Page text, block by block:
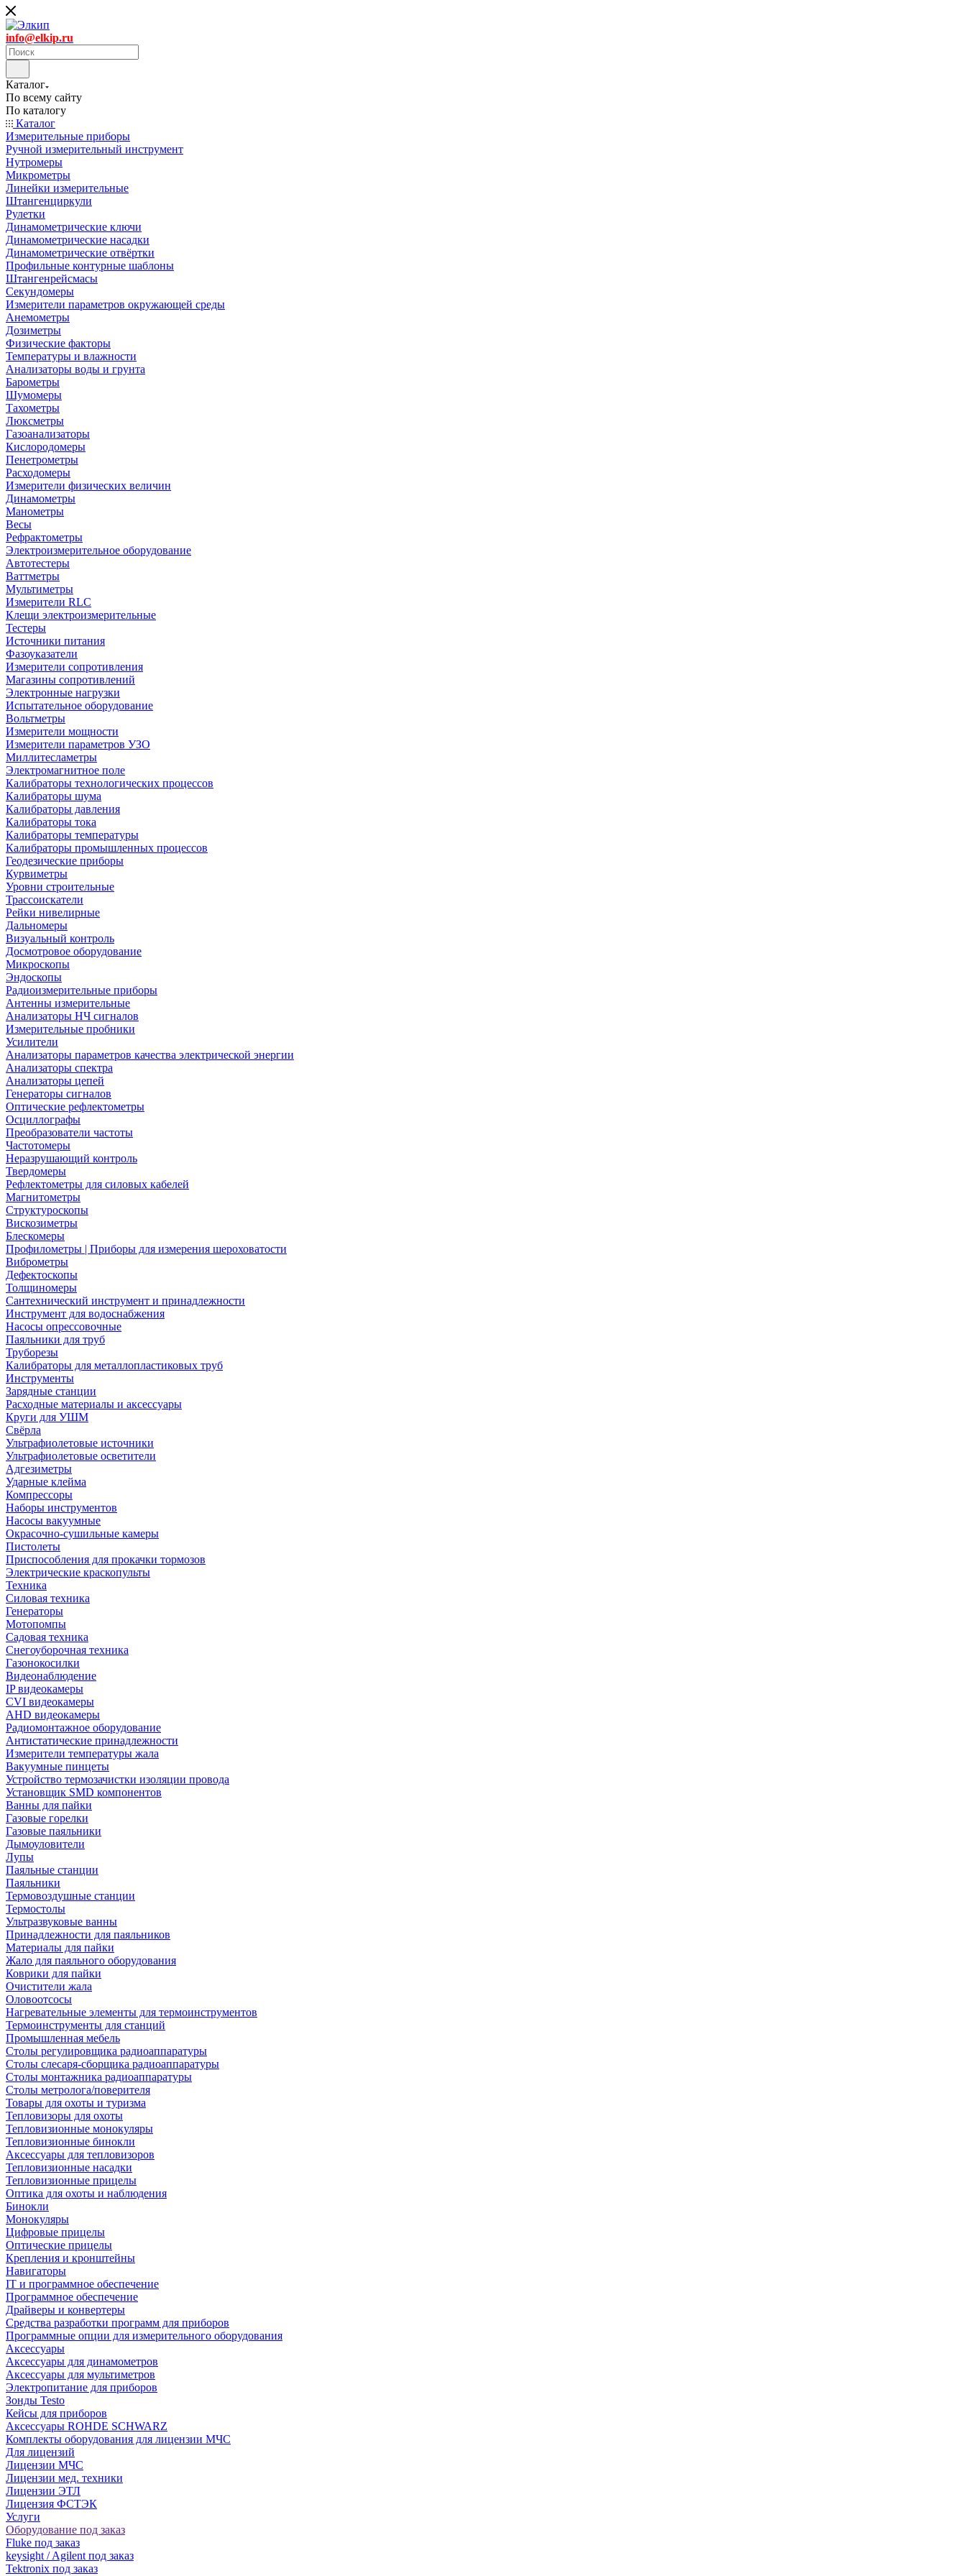
info@elkip.ru
Каталог
По всему сайту
По каталогу
Каталог
Измерительные приборы
Ручной измерительный инструмент
Нутромеры
Микрометры
Линейки измерительные
Штангенциркули
Рулетки
Динамометрические ключи
Динамометрические насадки
Динамометрические отвёртки
Профильные контурные шаблоны
Штангенрейсмасы
Секундомеры
Измерители параметров окружающей среды
Анемометры
Дозиметры
Физические факторы
Температуры и влажности
Анализаторы воды и грунта
Барометры
Шумомеры
Тахометры
Люксметры
Газоанализаторы
Кислородомеры
Пенетрометры
Расходомеры
Измерители физических величин
Динамометры
Манометры
Весы
Рефрактометры
Электроизмерительное оборудование
Автотестеры
Ваттметры
Мультиметры
Измерители RLC
Клещи электроизмерительные
Тестеры
Источники питания
Фазоуказатели
Измерители сопротивления
Магазины сопротивлений
Электронные нагрузки
Испытательное оборудование
Вольтметры
Измерители мощности
Измерители параметров УЗО
Миллитесламетры
Электромагнитное поле
Калибраторы технологических процессов
Калибраторы шума
Калибраторы давления
Калибраторы тока
Калибраторы температуры
Калибраторы промышленных процессов
Геодезические приборы
Курвиметры
Уровни строительные
Трассоискатели
Рейки нивелирные
Дальномеры
Визуальный контроль
Досмотровое оборудование
Микроскопы
Эндоскопы
Радиоизмерительные приборы
Антенны измерительные
Анализаторы НЧ сигналов
Измерительные пробники
Усилители
Анализаторы параметров качества электрической энергии
Анализаторы спектра
Анализаторы цепей
Генераторы сигналов
Оптические рефлектометры
Осциллографы
Преобразователи частоты
Частотомеры
Неразрушающий контроль
Твердомеры
Рефлектометры для силовых кабелей
Магнитометры
Структуроскопы
Вискозиметры
Блескомеры
Профилометры | Приборы для измерения шероховатости
Виброметры
Дефектоскопы
Толщиномеры
Сантехнический инструмент и принадлежности
Инструмент для водоснабжения
Насосы опрессовочные
Паяльники для труб
Труборезы
Калибраторы для металлопластиковых труб
Инструменты
Зарядные станции
Расходные материалы и аксессуары
Круги для УШМ
Свёрла
Ультрафиолетовые источники
Ультрафиолетовые осветители
Адгезиметры
Ударные клейма
Компрессоры
Наборы инструментов
Насосы вакуумные
Окрасочно-сушильные камеры
Пистолеты
Приспособления для прокачки тормозов
Электрические краскопульты
Техника
Силовая техника
Генераторы
Мотопомпы
Садовая техника
Снегоуборочная техника
Газонокосилки
Видеонаблюдение
IP видеокамеры
CVI видеокамеры
AHD видеокамеры
Радиомонтажное оборудование
Антистатические принадлежности
Измерители температуры жала
Вакуумные пинцеты
Устройство термозачистки изоляции провода
Установщик SMD компонентов
Ванны для пайки
Газовые горелки
Газовые паяльники
Дымоуловители
Лупы
Паяльные станции
Паяльники
Термовоздушные станции
Термостолы
Ультразвуковые ванны
Принадлежности для паяльников
Материалы для пайки
Жало для паяльного оборудования
Коврики для пайки
Очистители жала
Оловоотсосы
Нагревательные элементы для термоинструментов
Термоинструменты для станций
Промышленная мебель
Столы регулировщика радиоаппаратуры
Столы слесаря-сборщика радиоаппаратуры
Столы монтажника радиоаппаратуры
Столы метролога/поверителя
Товары для охоты и туризма
Тепловизоры для охоты
Тепловизионные монокуляры
Тепловизионные бинокли
Аксессуары для тепловизоров
Тепловизионные насадки
Тепловизионные прицелы
Оптика для охоты и наблюдения
Бинокли
Монокуляры
Цифровые прицелы
Оптические прицелы
Крепления и кронштейны
Навигаторы
IT и программное обеспечение
Программное обеспечение
Драйверы и конвертеры
Средства разработки программ для приборов
Программные опции для измерительного оборудования
Аксессуары
Аксессуары для динамометров
Аксессуары для мультиметров
Электропитание для приборов
Зонды Testo
Кейсы для приборов
Аксессуары ROHDE SCHWARZ
Комплекты оборудования для лицензии МЧС
Для лицензий
Лицензии МЧС
Лицензии мед. техники
Лицензии ЭТЛ
Лицензия ФСТЭК
Услуги
Оборудование под заказ
Fluke под заказ
keysight / Agilent под заказ
Tektronix под заказ